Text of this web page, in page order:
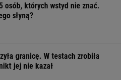
osób, których wstyd nie znać.
słyną?
granicę. W testach zrobiła
jej nie kazał